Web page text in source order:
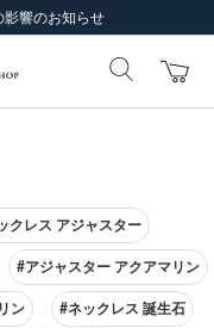
影響のお知らせ
クレス アジャスター
#アジャスター アクアマリン
ン #ネックレス 誕生石